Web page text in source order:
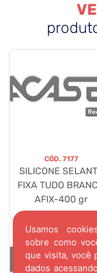
Usamos
sobre como
que visita, você
dados
CÓD. 7177
SILICONE
FIXA TUDO
AFIX-400 gr